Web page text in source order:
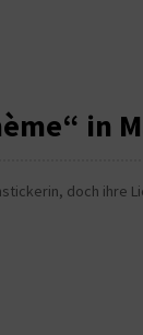
in
doch ihre